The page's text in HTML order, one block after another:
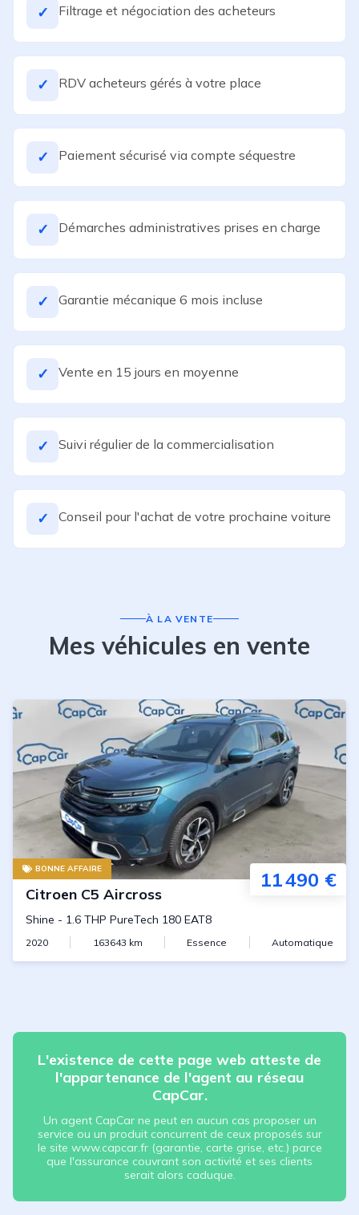
✓ Filtrage et négociation des acheteurs
✓ RDV acheteurs gérés à votre place
✓ Paiement sécurisé via compte séquestre
✓ Démarches administratives prises en charge
✓ Garantie mécanique 6 mois incluse
✓ Vente en 15 jours en moyenne
✓ Suivi régulier de la commercialisation
✓ Conseil pour l'achat de votre prochaine voiture
À LA VENTE
Mes véhicules en vente
BONNE AFFAIRE 11 490 €
Citroen C5 Aircross
Shine - 1.6 THP PureTech 180 EAT8
2020 163643 km Essence Automatique
L'existence de cette page web atteste de
l'appartenance de l'agent au réseau
CapCar.
Un agent CapCar ne peut en aucun cas proposer un
service ou un produit concurrent de ceux proposés sur
le site www.capcar.fr (garantie, carte grise, etc.) parce
que l'assurance couvrant son activité et ses clients
serait alors caduque.